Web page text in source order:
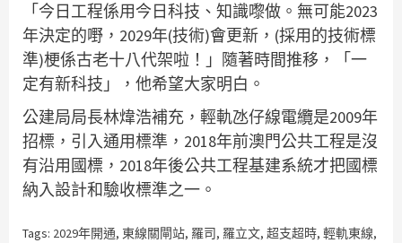
「今日工程係用今日科技、知識嚟做。無可能2023
年決定的嘢，2029年(技術)會更新，(採用的技術標
準)梗係古老十八代架啦！」隨著時間推移，「一
定有新科技」，他希望大家明白。
公建局局長林煒浩補充，輕軌氹仔線電纜是2009年
招標，引入通用標準，2018年前澳門公共工程是沒
有沿用國標，2018年後公共工程基建系統才把國標
納入設計和驗收標準之一。
Tags: 2029年開通, 東線關閘站, 羅司, 羅立文, 超支超時, 輕軌東線,